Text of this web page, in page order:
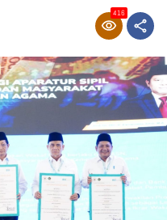
416